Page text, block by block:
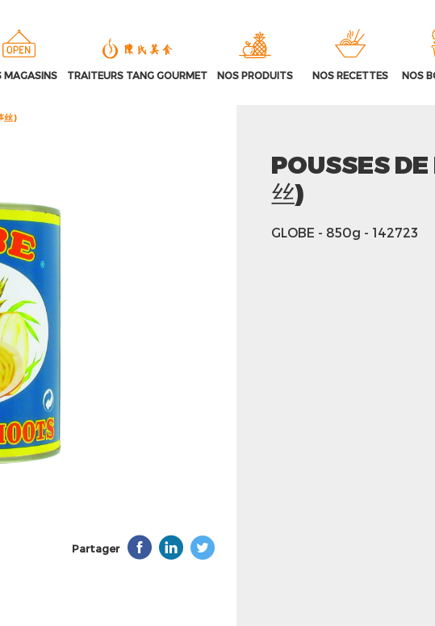
MAGASINS TRAITEURS TANG GOURMET NOS PRODUITS NOS RECETTES NOS
丝)
Partager
POUSSES
丝)
GLOBE - 850g - 142723